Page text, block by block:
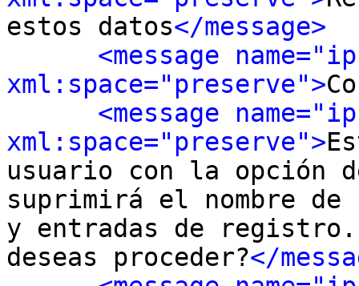
estos datos</message>
<message
xml:space="preserve">
<message
xml:space="preserve">
usuario con la opción
suprimirá el nombre
y entradas de registro.
deseas proceder?</